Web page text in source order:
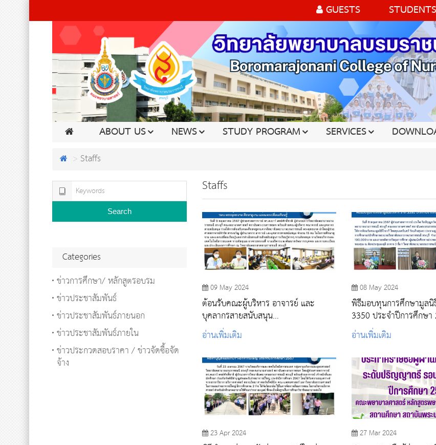
GUESTS STUDENTS
ABOUT US NEWS STUDY PROGRAM SERVICES
Staffs
Staffs
09 May 2024
ต้อนรับคณะผู้บริหาร อาจารย์ และ
บุคลากรสายสนับสนุน
วพบ.พระพุทธบาท ศึกษาดูงาน และแลก
เปลี่ยนเรียนรู้
อ่านเพิ่มเติม
08 May 2024
พิธีมอบทุนการศึกษามูลนิ
3350 ประจำปีการศึกษา
อ่านเพิ่มเติม
23 Apr 2024 27 Mar 2024
Search
Categories
ข่าวการศึกษา/ หลักสูตรอบรม
ข่าวประชาสัมพันธ์
ข่าวประชาสัมพันธ์ภายนอก
ข่าวประชาสัมพันธ์ภายใน
ข่าวประกวดสอบราคา / ข่าวจัดซื้อจัด
จ้าง